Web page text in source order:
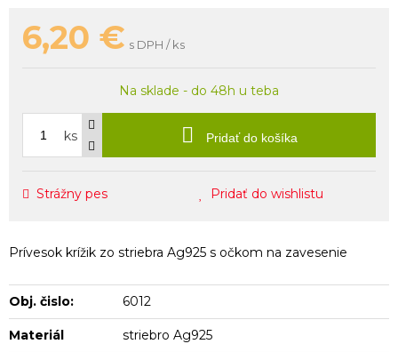
6,20 € s DPH / ks
Na sklade - do 48h u teba
ks Pridať do košíka
Strážny pes Pridať do wishlistu
Prívesok krížik zo striebra Ag925 s očkom na zavesenie
Obj. čislo: 6012
Materiál striebro Ag925